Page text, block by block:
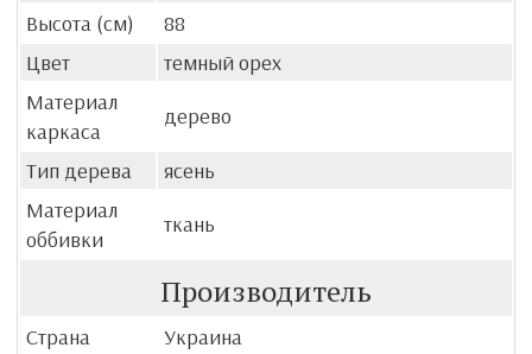
Высота (см)
88
Цвет
темный орех
Материал
каркаса
дерево
Тип дерева
ясень
Материал
оббивки
ткань
Производитель
Страна
Украина